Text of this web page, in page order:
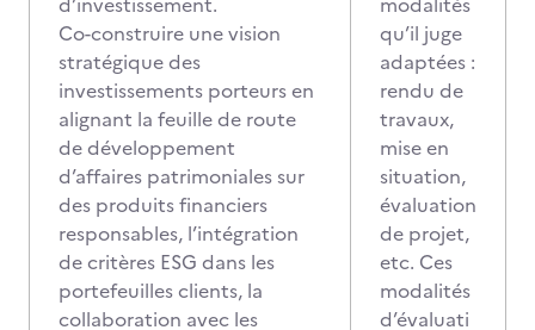
Co-construire une vision
stratégique des
investissements porteurs en
alignant la feuille de route
de développement
d’affaires patrimoniales sur
des produits financiers
responsables, l’intégration
de critères ESG dans les
portefeuilles clients, la
collaboration avec les
qu’il juge
adaptées :
rendu de
travaux,
mise en
situation,
évaluation
de projet,
etc. Ces
modalités
d’évaluati